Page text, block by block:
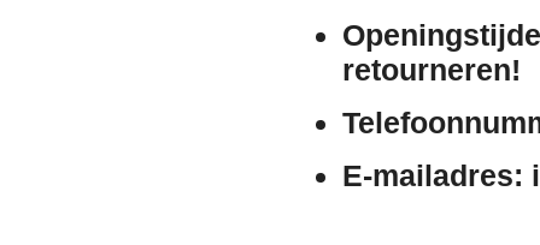
retourneren!
E-mailadres: